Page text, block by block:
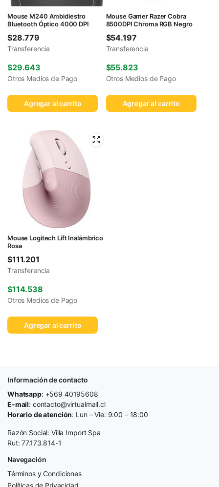
Mouse M240 Ambidiestro
Bluetooth Óptico 4000 DPI
$28.779
Transferencia
$29.643
Otros Medios de Pago
Agregar al carrito
Mouse Gamer Razer Cobra
8500DPI Chroma RGB Negro
$54.197
Transferencia
$55.823
Otros Medios de Pago
Agregar al carrito
Mouse Logitech Lift Inalámbrico
Rosa
$111.201
Transferencia
$114.538
Otros Medios de Pago
Agregar al carrito
Información de contacto
Whatsapp: +569 40195608
E-mail: contacto@virtualmall.cl
Horario de atención: Lun – Vie: 9:00 – 18:00
Razón Social: Villa Import Spa
Rut: 77.173.814-1
Navegación
Términos y Condiciones